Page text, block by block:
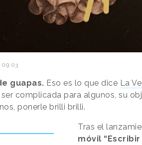
guapas. Eso es lo que dice La
complicada para algunos, su
ponerle brilli brilli.
Tras el
móvil